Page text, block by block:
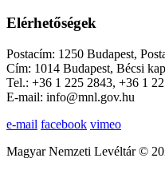
Elérhetőségek
Postacím: 1250 Budapest,
Cím: 1014 Budapest, Bécsi
Tel.: +36 1 225 2843, +36 1
E-mail: info@mnl.gov.hu
e-mail facebook vimeo
Magyar Nemzeti Levéltár ©